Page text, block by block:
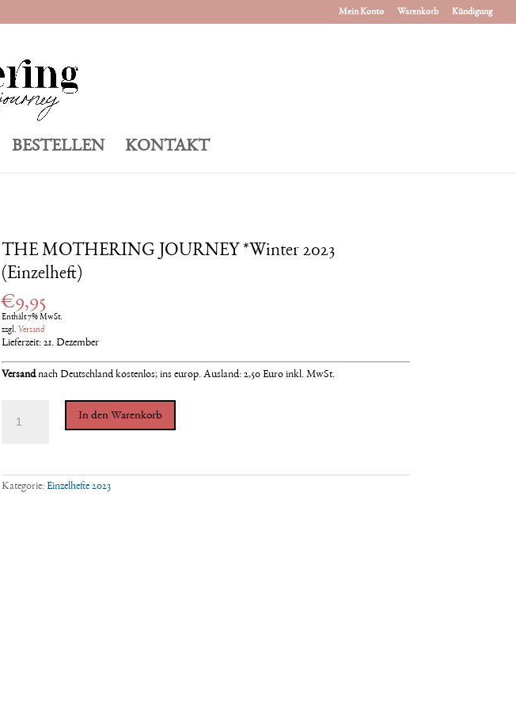
Mein Konto Warenkorb Kündigung
BESTELLEN KONTAKT
THE MOTHERING JOURNEY *Winter 2023
(Einzelheft)
€9,95
Enthält 7% MwSt.
zzgl. Versand
Lieferzeit: 21. Dezember
Versandnach Deutschland kostenlos; ins europ. Ausland: 2,50 Euro inkl. MwSt.
MOTHERING
Menge
In den Warenkorb
Kategorie: Einzelhefte 2023